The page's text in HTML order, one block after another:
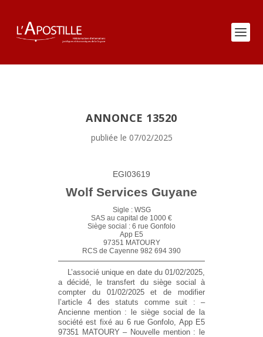
ANNONCE 13520
publiée le 07/02/2025
EGI03619
Wolf Services Guyane
Sigle : WSG
SAS au capital de 1000 €
Siège social : 6 rue Gonfolo
App E5
97351 MATOURY
RCS de Cayenne 982 694 390
L’associé unique en date du 01/02/2025,
a décidé, le transfert du siège social à
compter du 01/02/2025 et de modifier
l’article 4 des statuts comme suit : –
Ancienne mention :
le siège social de la
société est fixé au 6 rue Gonfolo, App E5
97351 MATOURY – Nouvelle mention :
le